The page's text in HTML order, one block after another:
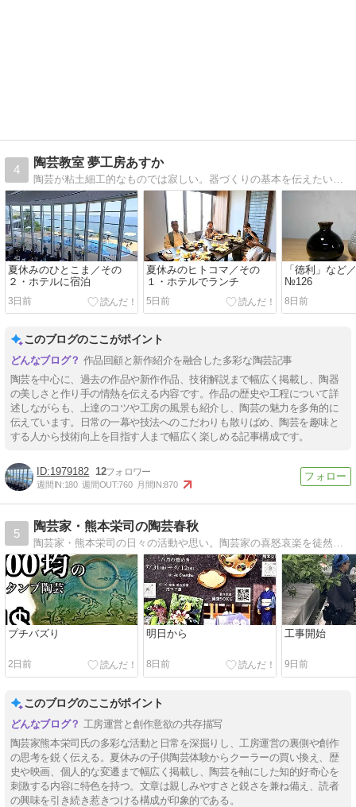
4
陶芸教室 夢工房あすか
陶芸が粘土細工的なものでは寂しい。器づくりの基本を伝えたいと思って開いた教室です。 “日々是好日” 今を大切に！
夏休みのひとこま／その
２・ホテルに宿泊
3日前
夏休みのヒトコマ／その
１・ホテルでランチ
5日前
「徳利」など
№126
8日前
このブログのここがポイント
作品回顧と新作紹介を融合した多彩な陶芸記事
陶芸を中心に、過去の作品や新作作品、技術解説まで幅広く掲載し、陶器
の美しさと作り手の情熱を伝える内容です。作品の歴史や工程について詳
述しながらも、上達のコツや工房の風景も紹介し、陶芸の魅力を多角的に
伝えています。日常の一幕や技法へのこだわりも散りばめ、陶芸を趣味と
する人から技術向上を目指す人まで幅広く楽しめる記事構成です。
1979182 12
週間IN:180 週間OUT:760 月間IN:870
5
陶芸家・熊本栄司の陶芸春秋
プチバズり
2日前
明日から
8日前
工事開始
9日前
このブログのここがポイント
工房運営と創作意欲の共存描写
陶芸家熊本栄司氏の多彩な活動と日常を深掘りし、工房運営の裏側や創作
の思考を鋭く伝える。夏休みの子供陶芸体験からクーラーの買い換え、歴
史や映画、個人的な変遷まで幅広く掲載し、陶芸を軸にした知的好奇心を
刺激する内容に特色を持つ。文章は親しみやすさと鋭さを兼ね備え、読者
の興味を引き続き惹きつける構成が印象的である。